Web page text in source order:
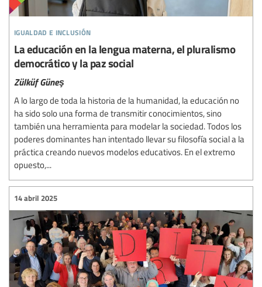
igualdad e inclusión
La educación en la lengua materna, el pluralismo
democrático y la paz social
Zülküf Güneş
A lo largo de toda la historia de la humanidad, la educación no
ha sido solo una forma de transmitir conocimientos, sino
también una herramienta para modelar la sociedad. Todos los
poderes dominantes han intentado llevar su filosofía social a la
práctica creando nuevos modelos educativos. En el extremo
opuesto,...
14 abril 2025